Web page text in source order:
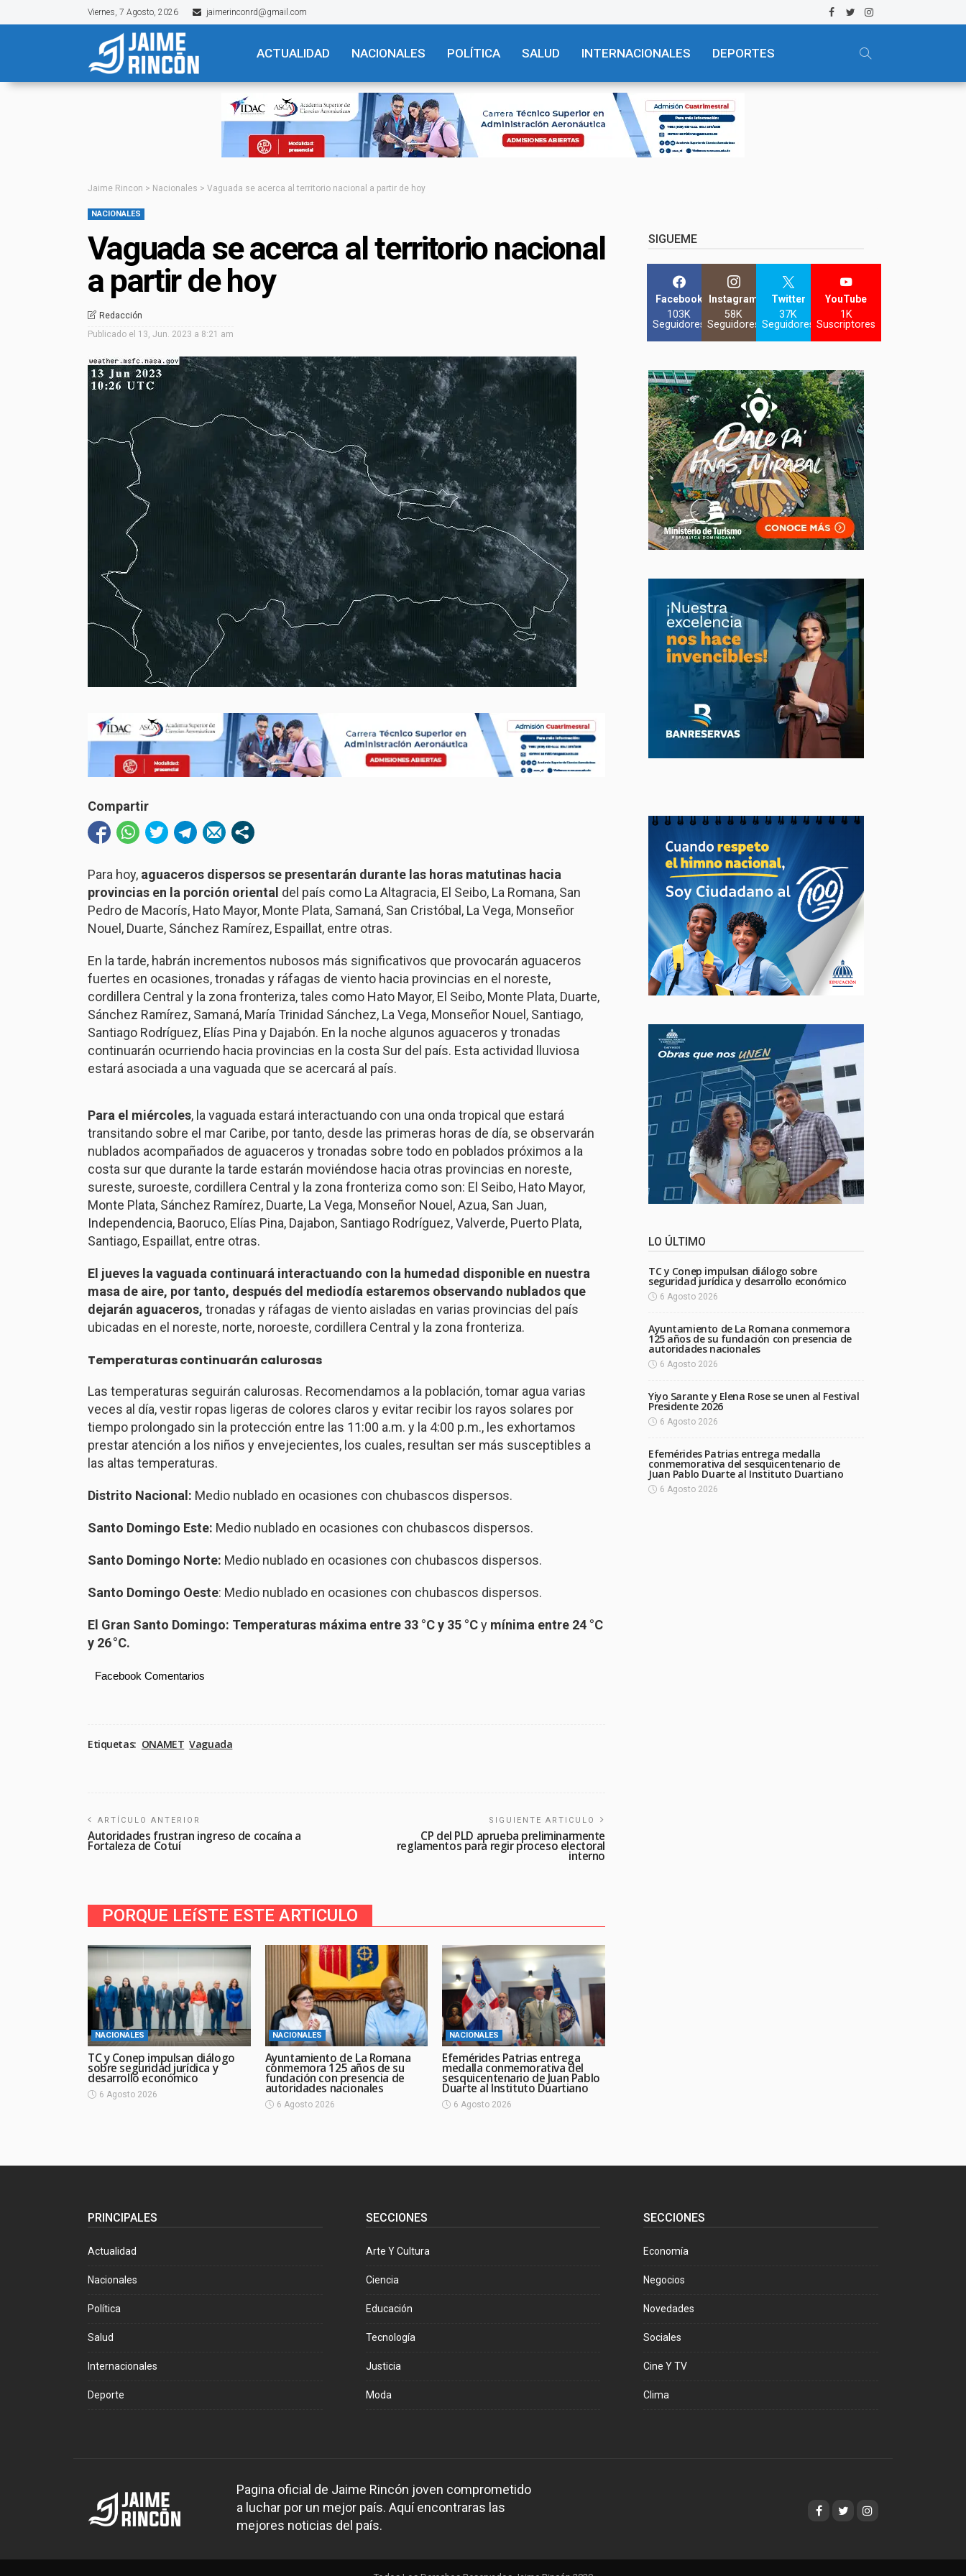
Viernes, 7 Agosto, 2026 jaimerinconrd@gmail.com
ACTUALIDAD NACIONALES POLÍTICA SALUD INTERNACIONALES DEPORTES
Jaime Rincon > Nacionales > Vaguada se acerca al territorio nacional a partir de hoy
NACIONALES
Vaguada se acerca al territorio nacional
a partir de hoy
Redacción
Publicado el 13, Jun. 2023 a 8:21 am
Compartir
Para hoy, aguaceros dispersos se presentarán durante las horas matutinas hacia
provincias en la porción oriental del país como La Altagracia, El Seibo, La Romana, San
Pedro de Macorís, Hato Mayor, Monte Plata, Samaná, San Cristóbal, La Vega, Monseñor
Nouel, Duarte, Sánchez Ramírez, Espaillat, entre otras.
En la tarde, habrán incrementos nubosos más significativos que provocarán aguaceros
fuertes en ocasiones, tronadas y ráfagas de viento hacia provincias en el noreste,
cordillera Central y la zona fronteriza, tales como Hato Mayor, El Seibo, Monte Plata, Duarte,
Sánchez Ramírez, Samaná, María Trinidad Sánchez, La Vega, Monseñor Nouel, Santiago,
Santiago Rodríguez, Elías Pina y Dajabón. En la noche algunos aguaceros y tronadas
continuarán ocurriendo hacia provincias en la costa Sur del país. Esta actividad lluviosa
estará asociada a una vaguada que se acercará al país.
Para el miércoles, la vaguada estará interactuando con una onda tropical que estará
transitando sobre el mar Caribe, por tanto, desde las primeras horas de día, se observarán
nublados acompañados de aguaceros y tronadas sobre todo en poblados próximos a la
costa sur que durante la tarde estarán moviéndose hacia otras provincias en noreste,
sureste, suroeste, cordillera Central y la zona fronteriza como son: El Seibo, Hato Mayor,
Monte Plata, Sánchez Ramírez, Duarte, La Vega, Monseñor Nouel, Azua, San Juan,
Independencia, Baoruco, Elías Pina, Dajabon, Santiago Rodríguez, Valverde, Puerto Plata,
Santiago, Espaillat, entre otras.
El jueves la vaguada continuará interactuando con la humedad disponible en nuestra
masa de aire, por tanto, después del mediodía estaremos observando nublados que
dejarán aguaceros, tronadas y ráfagas de viento aisladas en varias provincias del país
ubicadas en el noreste, norte, noroeste, cordillera Central y la zona fronteriza.
Temperaturas continuarán calurosas
Las temperaturas seguirán calurosas. Recomendamos a la población, tomar agua varias
veces al día, vestir ropas ligeras de colores claros y evitar recibir los rayos solares por
tiempo prolongado sin la protección entre las 11:00 a.m. y la 4:00 p.m., les exhortamos
prestar atención a los niños y envejecientes, los cuales, resultan ser más susceptibles a
las altas temperaturas.
Distrito Nacional: Medio nublado en ocasiones con chubascos dispersos.
Santo Domingo Este: Medio nublado en ocasiones con chubascos dispersos.
Santo Domingo Norte: Medio nublado en ocasiones con chubascos dispersos.
Santo Domingo Oeste: Medio nublado en ocasiones con chubascos dispersos.
El Gran Santo Domingo: Temperaturas máxima entre 33 °C y 35 °Cy mínima entre 24 °C
y 26 °C.
Facebook Comentarios
Etiquetas: ONAMET Vaguada
ARTÍCULO ANTERIOR
Autoridades frustran ingreso de cocaína a
Fortaleza de Cotuí
SIGUIENTE ARTICULO
CP del PLD aprueba preliminarmente
reglamentos para regir proceso electoral
interno
PORQUE LEíSTE ESTE ARTICULO
NACIONALES
TC y Conep impulsan diálogo
sobre seguridad jurídica y
desarrollo económico
6 Agosto 2026
NACIONALES
Ayuntamiento de La Romana
conmemora 125 años de su
fundación con presencia de
autoridades nacionales
6 Agosto 2026
NACIONALES
Efemérides Patrias entrega
medalla conmemorativa del
sesquicentenario de Juan Pablo
Duarte al Instituto Duartiano
6 Agosto 2026
SIGUEME
Facebook
103K
Seguidores
Instagram
58K
Seguidores
Twitter
37K
Seguidores
YouTube
1K
Suscriptores
LO ÚLTIMO
TC y Conep impulsan diálogo sobre
seguridad jurídica y desarrollo económico
6 Agosto 2026
Ayuntamiento de La Romana conmemora
125 años de su fundación con presencia de
autoridades nacionales
6 Agosto 2026
Yiyo Sarante y Elena Rose se unen al Festival
Presidente 2026
6 Agosto 2026
Efemérides Patrias entrega medalla
conmemorativa del sesquicentenario de
Juan Pablo Duarte al Instituto Duartiano
6 Agosto 2026
PRINCIPALES
Actualidad
Nacionales
Política
Salud
Internacionales
Deporte
SECCIONES
Arte Y Cultura
Ciencia
Educación
Tecnología
Justicia
Moda
SECCIONES
Economía
Negocios
Novedades
Sociales
Cine Y TV
Clima
Pagina oficial de Jaime Rincón joven comprometido
a luchar por un mejor país. Aquí encontraras las
mejores noticias del país.